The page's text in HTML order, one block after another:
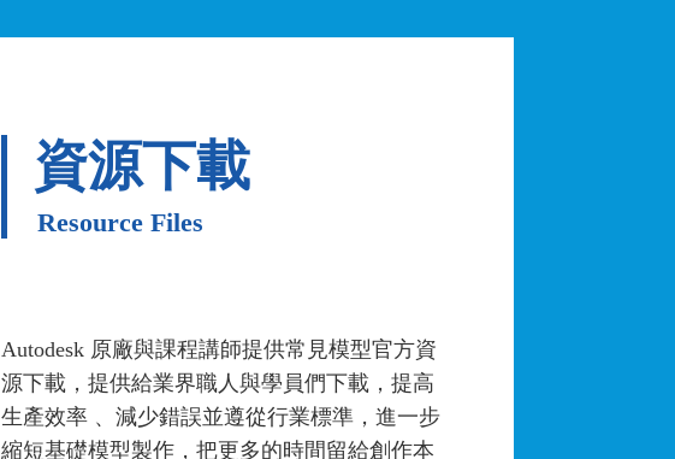
資源下載
Resource Files
Autodesk 原廠與課程講師提供常見模型官方資
源下載，提供給業界職人與學員們下載，提高
生產效率 、減少錯誤並遵從行業標準，進一步
縮短基礎模型製作，把更多的時間留給創作本